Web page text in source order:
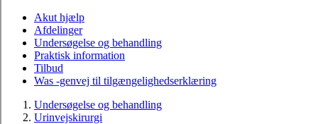
Akut hjælp
Afdelinger
Undersøgelse og behandling
Praktisk information
Tilbud
Was -genvej til tilgængelighedserklæring
Undersøgelse og behandling
Urinvejskirurgi